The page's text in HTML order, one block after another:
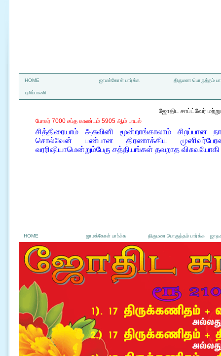
HOME ஜாமக்கோள் பார்க்க திருமண பொருத்தம்
புலிப்பாணி
ஜோதிட சாப்ட்வேர்
போகர் 7000 சப்த காண்டம் 5905 ஆம் பாடல்
சித்திரையாம் அசுவினி மூன்றாங்காலாம் சிறப்பான
சொல்வேன் பண்பான திரணாக்கிய
வரரிஷியாமென்றும்பேரு சத்தியங்கள் தவறாத
HOME ஜாமக்கோள் பார்க்க திருமண பொருத்தம் பார்க்க